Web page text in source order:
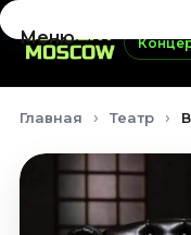
Меню
Сентябрь 2026
Главная Театр